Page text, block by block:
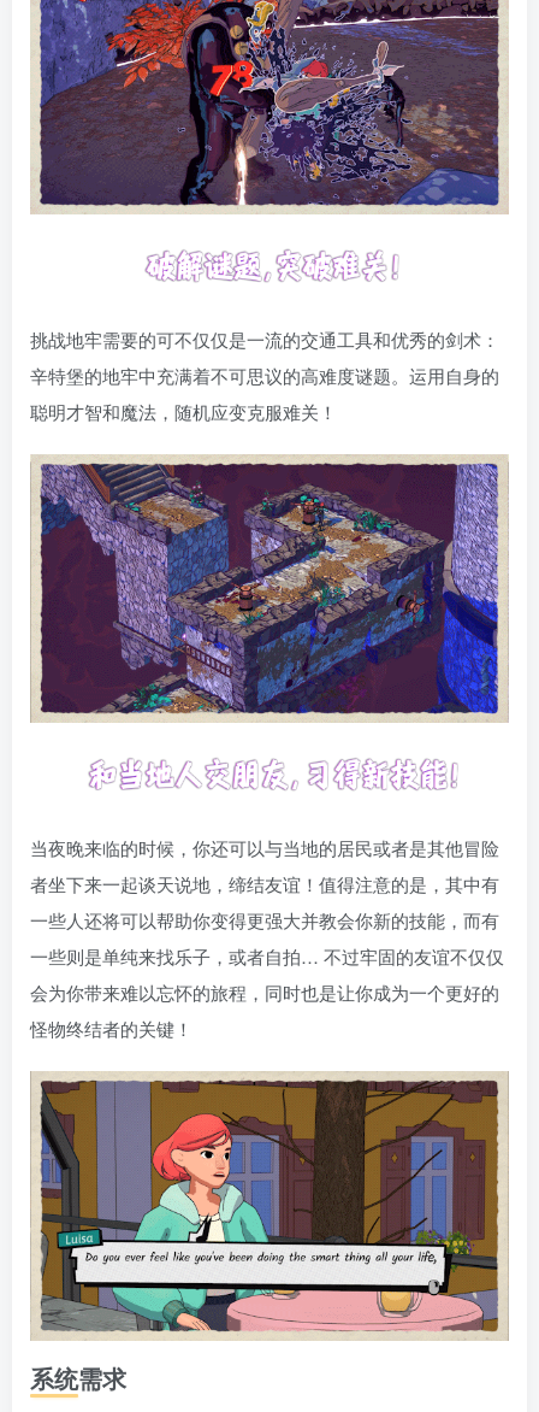
挑战地牢需要的可不仅仅是一流的交通工具和优秀的剑术：
辛特堡的地牢中充满着不可思议的高难度谜题。运用自身的
聪明才智和魔法，随机应变克服难关！
当夜晚来临的时候，你还可以与当地的居民或者是其他冒险
者坐下来一起谈天说地，缔结友谊！值得注意的是，其中有
一些人还将可以帮助你变得更强大并教会你新的技能，而有
一些则是单纯来找乐子，或者自拍… 不过牢固的友谊不仅仅
会为你带来难以忘怀的旅程，同时也是让你成为一个更好的
怪物终结者的关键！
系统需求